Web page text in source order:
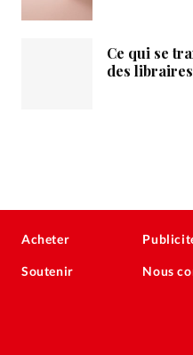
Ce qui se
des libraires
Acheter
Soutenir Nous